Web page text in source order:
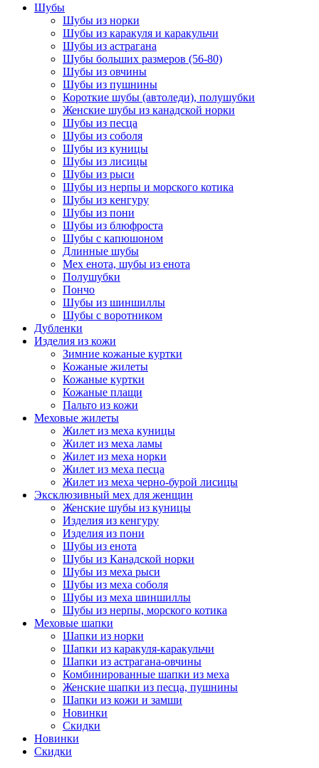
Шубы
Шубы из норки
Шубы из каракуля и каракульчи
Шубы из астрагана
Шубы больших размеров (56-80)
Шубы из овчины
Шубы из пушнины
Короткие шубы (автоледи), полушубки
Женские шубы из канадской норки
Шубы из песца
Шубы из соболя
Шубы из куницы
Шубы из лисицы
Шубы из рыси
Шубы из нерпы и морского котика
Шубы из кенгуру
Шубы из пони
Шубы из блюфроста
Шубы с капюшоном
Длинные шубы
Мех енота, шубы из енота
Полушубки
Пончо
Шубы из шиншиллы
Шубы с воротником
Дубленки
Изделия из кожи
Зимние кожаные куртки
Кожаные жилеты
Кожаные куртки
Кожаные плащи
Пальто из кожи
Меховые жилеты
Жилет из меха куницы
Жилет из меха ламы
Жилет из меха норки
Жилет из меха песца
Жилет из меха черно-бурой лисицы
Эксклюзивный мех для женщин
Женские шубы из куницы
Изделия из кенгуру
Изделия из пони
Шубы из енота
Шубы из Канадской норки
Шубы из меха рыси
Шубы из меха соболя
Шубы из меха шиншиллы
Шубы из нерпы, морского котика
Меховые шапки
Шапки из норки
Шапки из каракуля-каракульчи
Шапки из астрагана-овчины
Комбинированные шапки из меха
Женские шапки из песца, пушнины
Шапки из кожи и замши
Новинки
Скидки
Новинки
Скидки